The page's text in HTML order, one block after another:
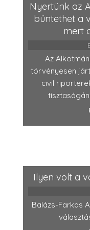
Nyertünk az
büntethet a
mert
Az
törvényesen
civil
Ilyen volt a
Balázs-Farkas